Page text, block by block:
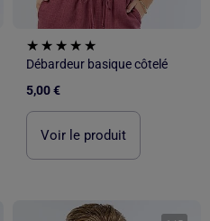
Débardeur basique côtelé
5,00 €
Voir le produit